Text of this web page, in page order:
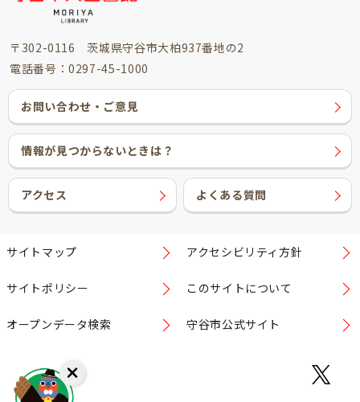
〒302-0116 茨城県守谷市大柏937番地の2
電話番号：0297-45-1000
お問い合わせ・ご意見
情報が見つからないときは？
アクセス よくある質問
サイトマップ アクセシビリティ方針
サイトポリシー このサイトについて
オープンデータ検索 守谷市公式サイト